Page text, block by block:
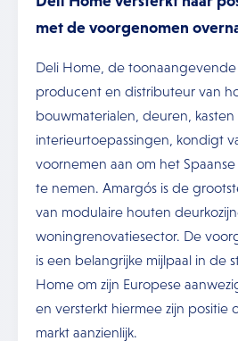
met de voorgenomen
Deli Home, de toonaangevende
producent en distributeur van
bouwmaterialen, deuren,
interieurtoepassingen, kondigt
voornemen aan om het Spaanse
te nemen. Amargós is de
van modulaire houten
woningrenovatiesector. De
is een belangrijke mijlpaal in de
Home om zijn Europese
en versterkt hiermee zijn positie
markt aanzienlijk.